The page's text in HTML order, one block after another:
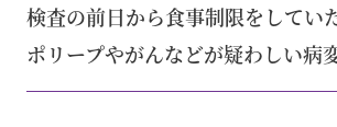
検査の前日から食事制限をしてい
ポリープやがんなどが疑わしい病